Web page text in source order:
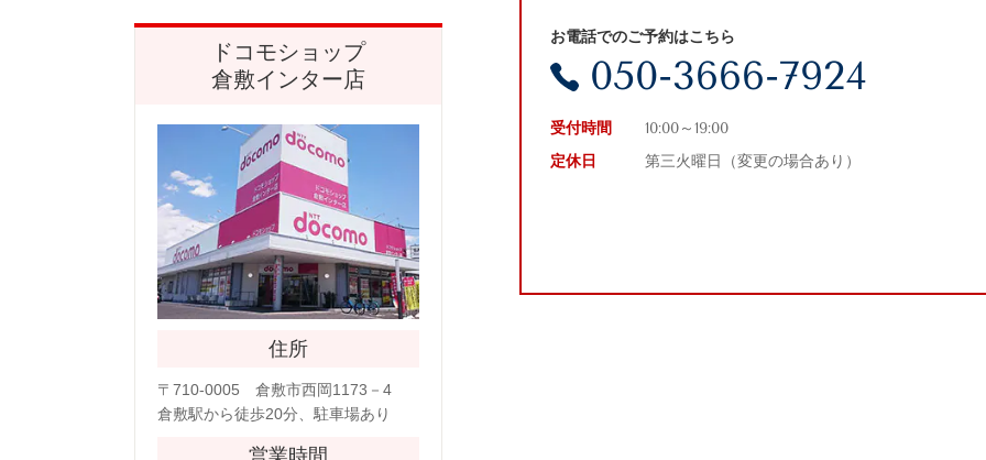
お電話でのご予約はこちら
050-3666-7924
受付時間
10:00～19:00
定休日
第三火曜日（変更の場合あり）
ドコモショップ
倉敷インター店
住所
〒710-0005 倉敷市西岡1173－4
倉敷駅から徒歩20分、駐車場あり